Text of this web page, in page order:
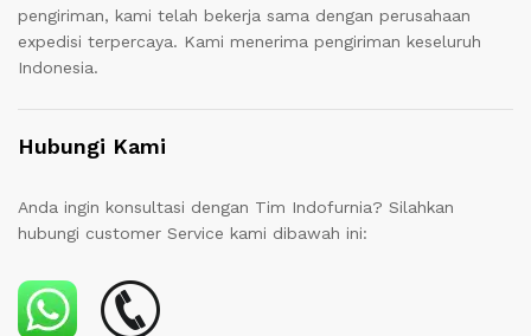
pengiriman, kami telah bekerja sama dengan perusahaan
expedisi terpercaya. Kami menerima pengiriman keseluruh
Indonesia.
Hubungi Kami
Anda ingin konsultasi dengan Tim Indofurnia? Silahkan
hubungi customer Service kami dibawah ini: